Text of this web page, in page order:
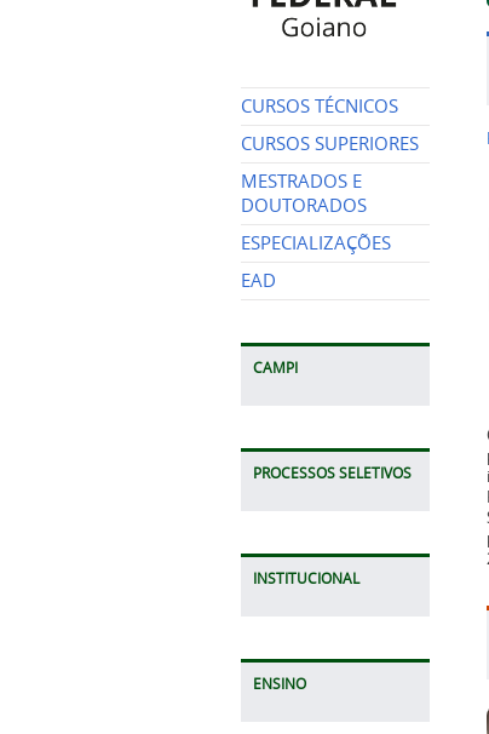
CURSOS TÉCNICOS
CURSOS SUPERIORES
MESTRADOS E
DOUTORADOS
ESPECIALIZAÇÕES
EAD
CAMPI
PROCESSOS SELETIVOS
INSTITUCIONAL
ENSINO